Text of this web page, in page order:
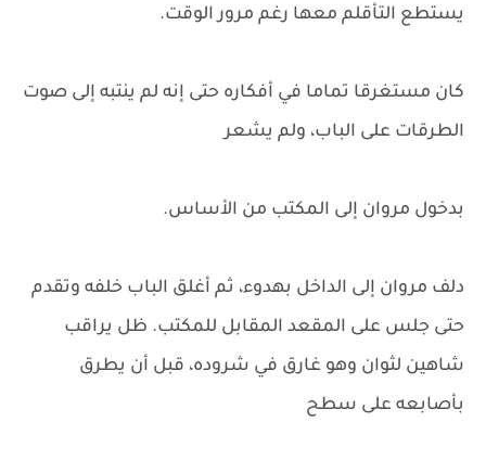
يستطع التأقلم معها رغم مرور الوقت.
كان مستغرقا تماما في أفكاره حتى إنه لم ينتبه إلى صوت
الطرقات على الباب، ولم يشعر
بدخول مروان إلى المكتب من الأساس.
دلف مروان إلى الداخل بهدوء، ثم أغلق الباب خلفه وتقدم
حتى جلس على المقعد المقابل للمكتب. ظل يراقب
شاهين لثوان وهو غارق في شروده، قبل أن يطرق
بأصابعه على سطح